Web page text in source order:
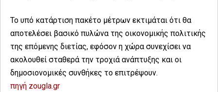
Το υπό κατάρτιση πακέτο μέτρων εκτιμάται ότι θα
αποτελέσει βασικό πυλώνα της οικονομικής πολιτικής
της επόμενης διετίας, εφόσον η χώρα συνεχίσει να
ακολουθεί σταθερά την τροχιά ανάπτυξης και οι
δημοσιονομικές συνθήκες το επιτρέψουν.
πηγή zougla.gr